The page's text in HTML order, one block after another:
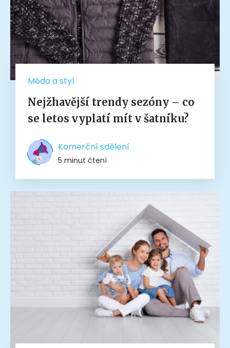
Móda a styl
Nejžhavější trendy sezóny – co
se letos vyplatí mít v šatníku?
Komerční sdělení
5 minut čtení